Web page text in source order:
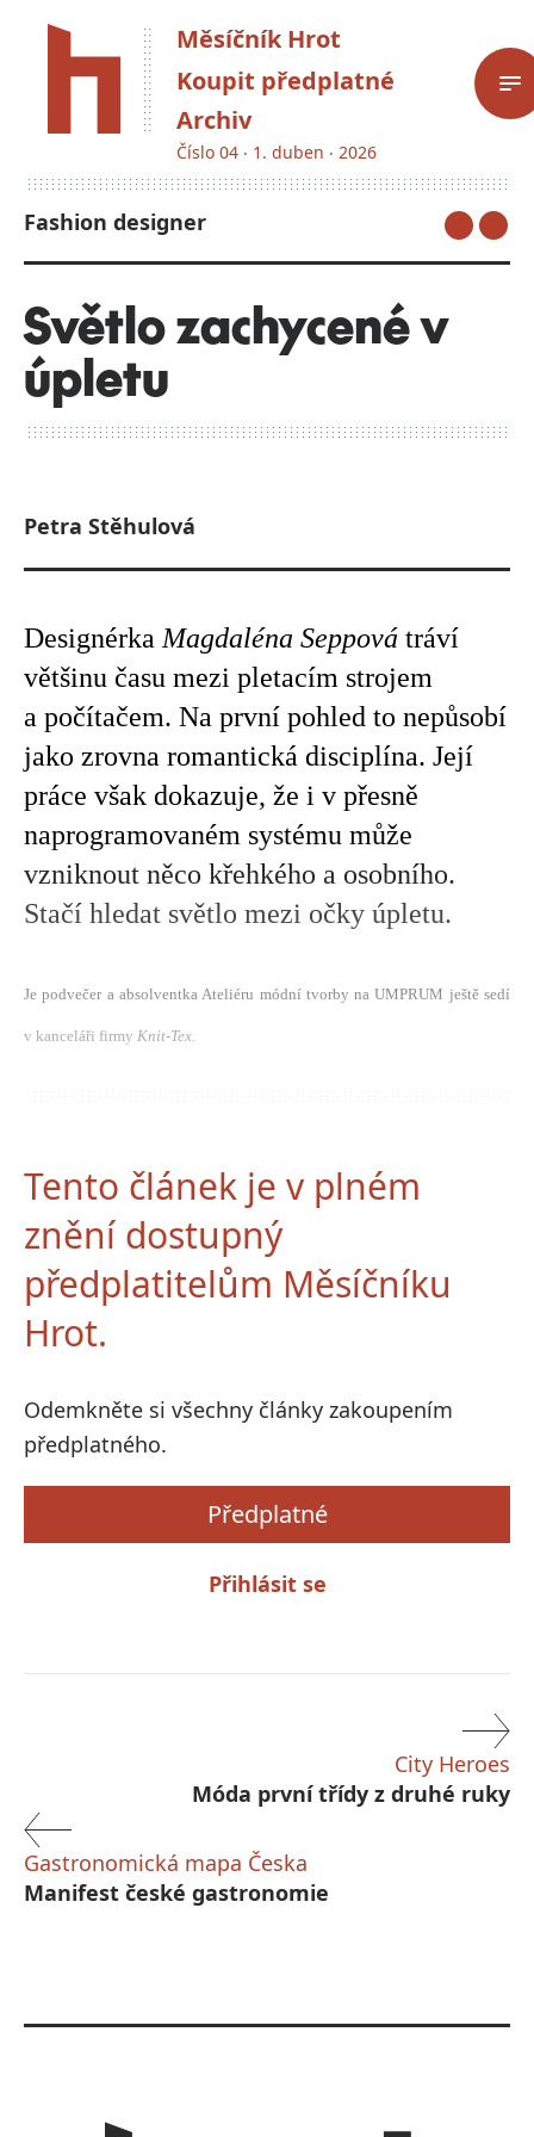
Měsíčník Hrot
Koupit předplatné
Archiv
Číslo 04 ‧ 1. duben ‧ 2026
Fashion designer
Světlo zachycené v
úpletu
Petra Stěhulová
Designérka Magdaléna Seppová tráví
většinu času mezi pletacím strojem
a počítačem. Na první pohled to nepůsobí
jako zrovna romantická disciplína. Její
práce však dokazuje, že i v přesně
naprogramovaném systému může
vzniknout něco křehkého a osobního.
Stačí hledat světlo mezi očky úpletu.
Je podvečer a absolventka Ateliéru módní tvorby na UMPRUM ještě sedí
v kanceláři firmy Knit-Tex.
Tento článek je v plném
znění dostupný
předplatitelům Měsíčníku
Hrot.
Odemkněte si všechny články zakoupením
předplatného.
Předplatné
Přihlásit se
City Heroes
Móda první třídy z druhé ruky
Gastronomická mapa Česka
Manifest české gastronomie